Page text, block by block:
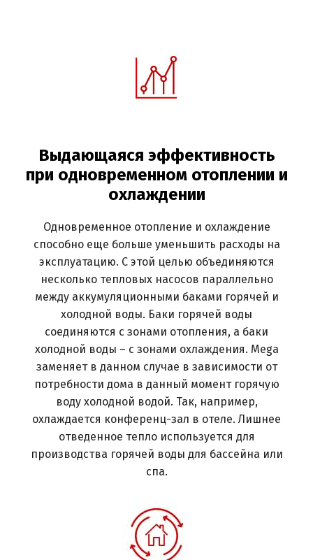
Выдающаяся эффективность
при одновременном отоплении и
охлаждении
Одновременное отопление и охлаждение
способно еще больше уменьшить расходы на
эксплуатацию. С этой целью объединяются
несколько тепловых насосов параллельно
между аккумуляционными баками горячей и
холодной воды. Баки горячей воды
соединяются с зонами отопления, а баки
холодной воды – с зонами охлаждения. Mega
заменяет в данном случае в зависимости от
потребности дома в данный момент горячую
воду холодной водой. Так, например,
охлаждается конференц-зал в отеле. Лишнее
отведенное тепло используется для
производства горячей воды для бассейна или
спа.